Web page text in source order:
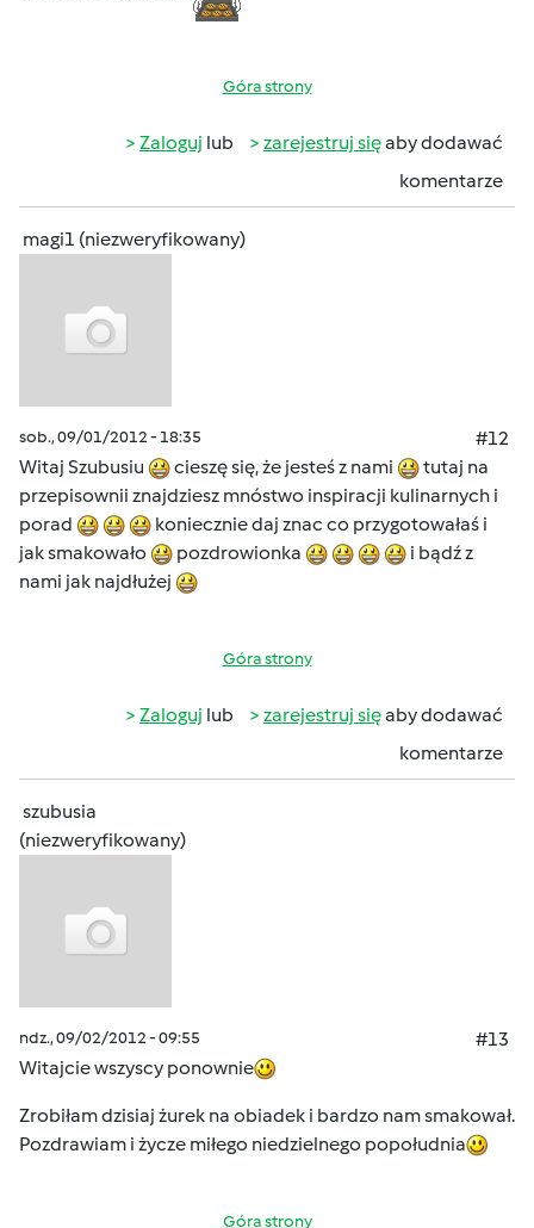
Góra strony
Zaloguj lub zarejestruj sięaby dodawać
komentarze
magi1 (niezweryfikowany)
sob., 09/01/2012 - 18:35
#12
Witaj Szubusiu
cieszę się, że jesteś z nami
tutaj na
przepisownii znajdziesz mnóstwo inspiracji kulinarnych i
porad
koniecznie daj znac co przygotowałaś i
jak smakowało
pozdrowionka
i bądź z
nami jak najdłużej
Góra strony
Zaloguj lub zarejestruj sięaby dodawać
komentarze
szubusia
(niezweryfikowany)
ndz., 09/02/2012 - 09:55
#13
Witajcie wszyscy ponownie
Zrobiłam dzisiaj żurek na obiadek i bardzo nam smakował.
Pozdrawiam i życze miłego niedzielnego popołudnia
Góra strony